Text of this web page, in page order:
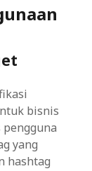
bisnis
yang
hashtag